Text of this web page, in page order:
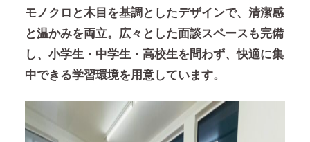
モノクロと木目を基調としたデザインで、清潔感
と温かみを両立。広々とした面談スペースも完備
し、小学生・中学生・高校生を問わず、快適に集
中できる学習環境を用意しています。